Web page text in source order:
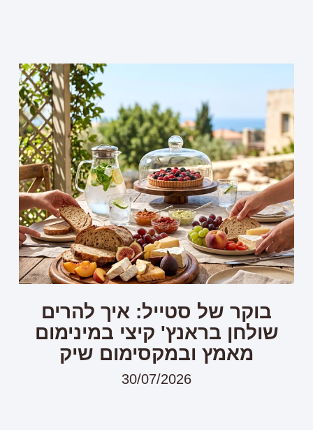
בוקר של סטייל: איך להרים
שולחן בראנץ' קיצי במינימום
מאמץ ובמקסימום שיק
30/07/2026